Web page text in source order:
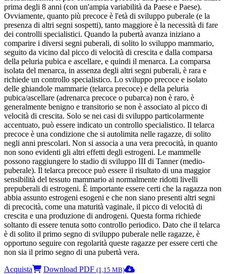
prima degli 8 anni (con un'ampia variabilità da Paese e Paese).
Ovviamente, quanto più precoce è l'età di sviluppo puberale (e la
presenza di altri segni sospetti), tanto maggiore è la necessità di fare
dei controlli specialistici. Quando la pubertà avanza iniziano a
comparire i diversi segni puberali, di solito lo sviluppo mammario,
seguito da vicino dal picco di velocità di crescita e dalla comparsa
della peluria pubica e ascellare, e quindi il menarca. La comparsa
isolata del menarca, in assenza degli altri segni puberali, è rara e
richiede un controllo specialistico. Lo sviluppo precoce e isolato
delle ghiandole mammarie (telarca precoce) e della peluria
pubica/ascellare (adrenarca precoce o pubarca) non è raro, è
generalmente benigno e transitorio se non è associato al picco di
velocità di crescita. Solo se nei casi di sviluppo particolarmente
accentuato, può essere indicato un controllo specialistico. Il telarca
precoce è una condizione che si autolimita nelle ragazze, di solito
negli anni prescolari. Non si associa a una vera precocità, in quanto
non sono evidenti gli altri effetti degli estrogeni. Le mammelle
possono raggiungere lo stadio di sviluppo III di Tanner (medio-
puberale). Il telarca precoce può essere il risultato di una maggior
sensibilità del tessuto mammario ai normalmente ridotti livelli
prepuberali di estrogeni. È importante essere certi che la ragazza non
abbia assunto estrogeni esogeni e che non siano presenti altri segni
di precocità, come una maturità vaginale, il picco di velocità di
crescita e una produzione di androgeni. Questa forma richiede
soltanto di essere tenuta sotto controllo periodico. Dato che il telarca
è di solito il primo segno di sviluppo puberale nelle ragazze, è
opportuno seguire con regolarità queste ragazze per essere certi che
non sia il primo segno di una pubertà vera.
Acquista
Download PDF (1,15 MB)